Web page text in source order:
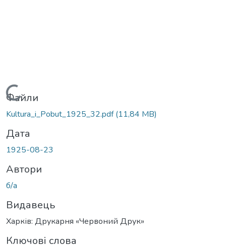
Вантажиться...
Файли
Kultura_i_Pobut_1925_32.pdf(11,84 MB)
Дата
1925-08-23
Автори
б/а
Видавець
Харків: Друкарня «Червоний Друк»
Ключові слова